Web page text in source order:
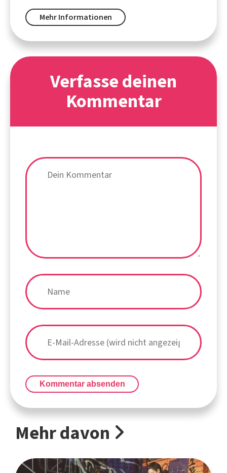
Mehr Informationen
Verfasse deinen
Kommentar
Kommentar absenden
Mehr davon